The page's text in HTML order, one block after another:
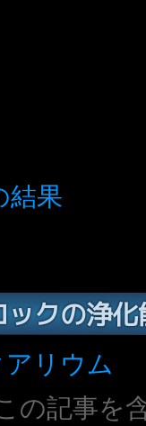
結果
クの浄
リウム
の記事を